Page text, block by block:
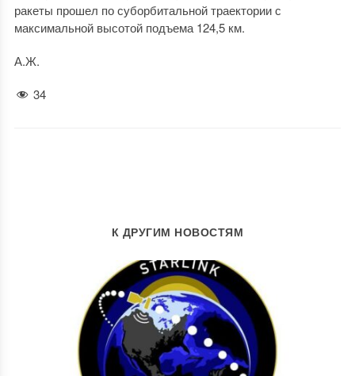
ракеты прошел по суборбитальной траектории с
максимальной высотой подъема 124,5 км.
А.Ж.
34
К ДРУГИМ НОВОСТЯМ